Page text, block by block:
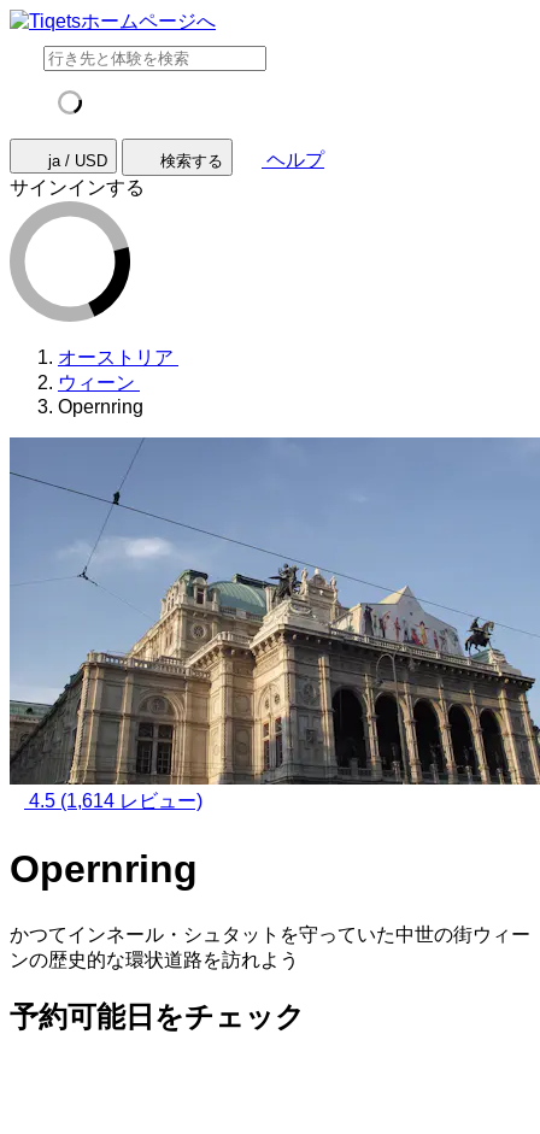
ja / USD 検索する
ヘルプ
サインインする
オーストリア
ウィーン
Opernring
4.5 (1,614 レビュー)
Opernring
かつてインネール・シュタットを守っていた中世の街ウィー
ンの歴史的な環状道路を訪れよう
予約可能日をチェック